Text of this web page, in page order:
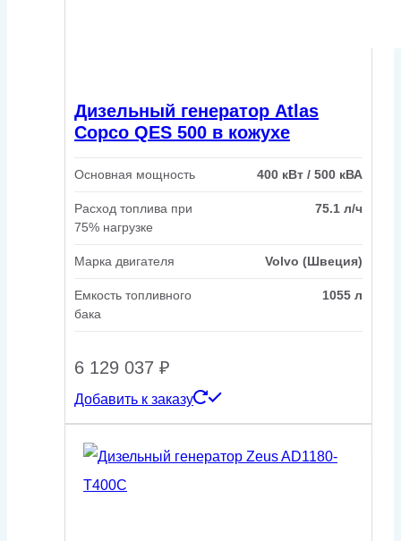
Дизельный генератор Atlas
Copco QES 500 в кожухе
Основная мощность 400 кВт / 500 кВА
Расход топлива при
75% нагрузке
75.1 л/ч
Марка двигателя Volvo (Швеция)
Емкость топливного
бака
1055 л
6 129 037 ₽
Добавить к заказу